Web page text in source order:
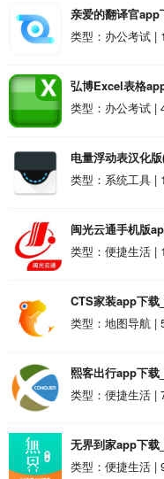
亲爱的翻译官app
卓版
类型：办公考试 |
弘博Excel表格
版
类型：办公考试 |
电量浮动表汉化
下载_电量浮动表
类型：系统工具 |
闽光云通手机版
v2.2.28安卓版
类型：便捷生活 |
CTS家装app下载
类型：地图导航 |
熙客出行app下载
类型：便捷生活 |
无界到家app下载
类型：便捷生活 |